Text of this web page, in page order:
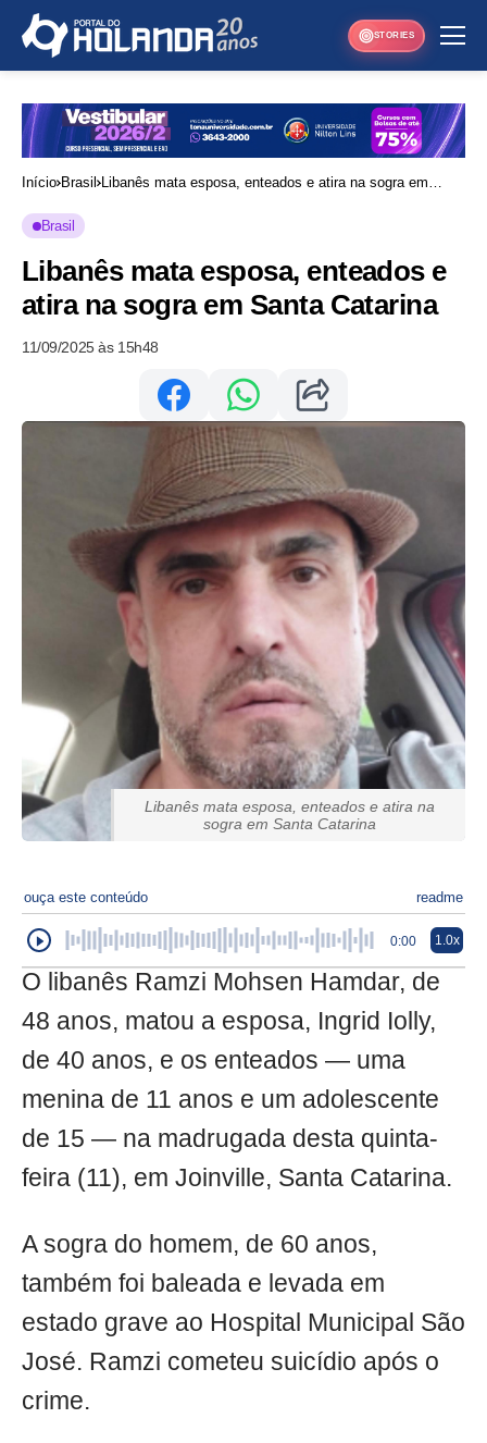
STORIES
Início Brasil
Libanês mata esposa, enteados e atira na sogra em
Brasil
Libanês mata esposa, enteados e
atira na sogra em Santa Catarina
11/09/2025 às 15h48
Libanês mata esposa, enteados e atira na
sogra em Santa Catarina
ouça este conteúdo readme
0:00 1.0x
O libanês Ramzi Mohsen Hamdar, de
48 anos, matou a esposa, Ingrid Iolly,
de 40 anos, e os enteados — uma
menina de 11 anos e um adolescente
de 15 — na madrugada desta quinta-
feira (11), em Joinville, Santa Catarina.
A sogra do homem, de 60 anos,
também foi baleada e levada em
estado grave ao Hospital Municipal São
José. Ramzi cometeu suicídio após o
crime.